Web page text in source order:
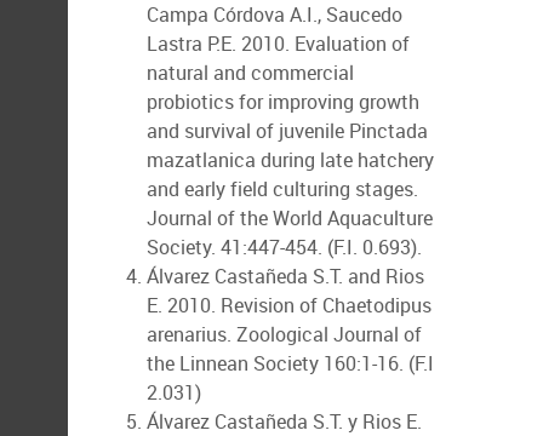
Campa Córdova A.I., Saucedo
Lastra P.E. 2010. Evaluation of
natural and commercial
probiotics for improving growth
and survival of juvenile Pinctada
mazatlanica during late hatchery
and early field culturing stages.
Journal of the World Aquaculture
Society. 41:447-454. (F.I. 0.693).
Álvarez Castañeda S.T. and Rios
E. 2010. Revision of Chaetodipus
arenarius. Zoological Journal of
the Linnean Society 160:1-16. (F.I
2.031)
Álvarez Castañeda S.T. y Rios E.